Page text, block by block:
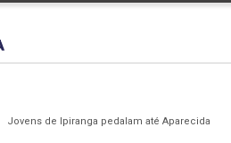
Jovens de Ipiranga pedalam até Aparecida